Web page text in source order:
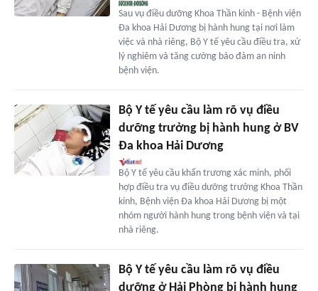
Sau vụ điều dưỡng Khoa Thần kinh - Bệnh viện
Đa khoa Hải Dương bị hành hung tại nơi làm
việc và nhà riêng, Bộ Y tế yêu cầu điều tra, xử
lý nghiêm và tăng cường bảo đảm an ninh
bệnh viện.
Bộ Y tế yêu cầu làm rõ vụ điều
dưỡng trưởng bị hành hung ở BV
Đa khoa Hải Dương
Bộ Y tế yêu cầu khẩn trương xác minh, phối
hợp điều tra vụ điều dưỡng trưởng Khoa Thần
kinh, Bệnh viện Đa khoa Hải Dương bị một
nhóm người hành hung trong bệnh viện và tại
nhà riêng.
Bộ Y tế yêu cầu làm rõ vụ điều
dưỡng ở Hải Phòng bị hành hung